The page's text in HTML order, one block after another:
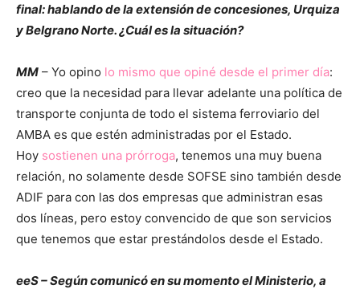
final: hablando de la extensión de concesiones, Urquiza
y Belgrano Norte. ¿Cuál es la situación?
MM – Yo opino lo mismo que opiné desde el primer día:
creo que la necesidad para llevar adelante una política de
transporte conjunta de todo el sistema ferroviario del
AMBA es que estén administradas por el Estado.
Hoy sostienen una prórroga, tenemos una muy buena
relación, no solamente desde SOFSE sino también desde
ADIF para con las dos empresas que administran esas
dos líneas, pero estoy convencido de que son servicios
que tenemos que estar prestándolos desde el Estado.
eeS – Según comunicó en su momento el Ministerio, a